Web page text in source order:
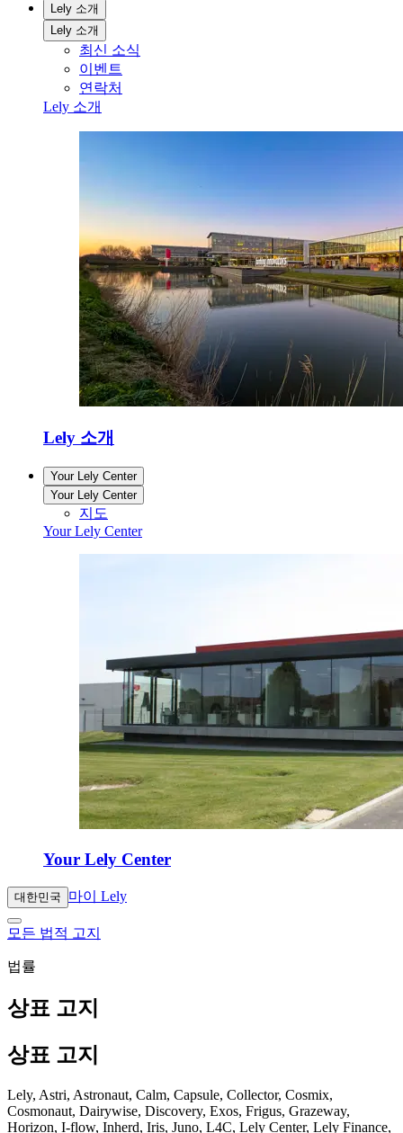
Lely 소개
Lely 소개
최신 소식
이벤트
연락처
Lely 소개
Lely 소개
Your Lely Center
Your Lely Center
지도
Your Lely Center
Your Lely Center
대한민국 마이 Lely
모든 법적 고지
법률
상표 고지
상표 고지
Lely, Astri, Astronaut, Calm, Capsule, Collector, Cosmix,
Cosmonaut, Dairywise, Discovery, Exos, Frigus, Grazeway,
Horizon, I-flow, Inherd, Iris, Juno, L4C, Lely Center, Lely Finance,